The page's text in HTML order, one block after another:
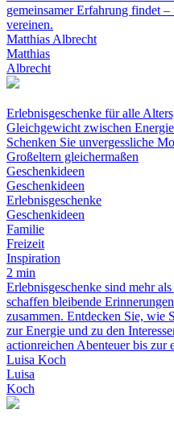
gemeinsamer Erfahrung findet
vereinen.
Matthias Albrecht
Matthias
Albrecht
Erlebnisgeschenke für alle
Gleichgewicht zwischen
Schenken Sie unvergessliche
Großeltern gleichermaßen
Geschenkideen
Geschenkideen
Erlebnisgeschenke
Geschenkideen
Familie
Freizeit
Inspiration
2 min
Erlebnisgeschenke sind mehr
schaffen bleibende
zusammen. Entdecken Sie, wie
zur Energie und zu den
actionreichen Abenteuer bis zur
Luisa Koch
Luisa
Koch